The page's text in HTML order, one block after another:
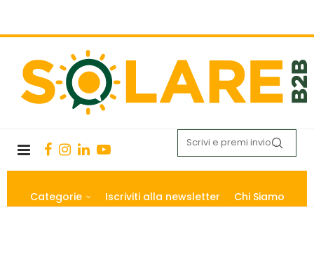
Categorie Iscriviti alla newsletter Chi Siamo